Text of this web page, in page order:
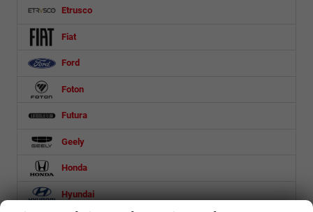
Etrusco
Fiat
Ford
Foton
Futura
Geely
Honda
Hyundai